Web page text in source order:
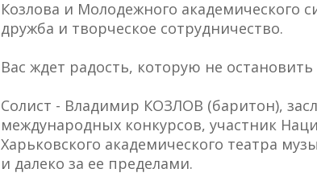
Козлова и Молодежного академического
дружба и творческое сотрудничество.
Вас ждет радость, которую не остановить
Солист - Владимир КОЗЛОВ (баритон),
международных конкурсов, участник
Харьковского академического театра
и далеко за ее пределами.